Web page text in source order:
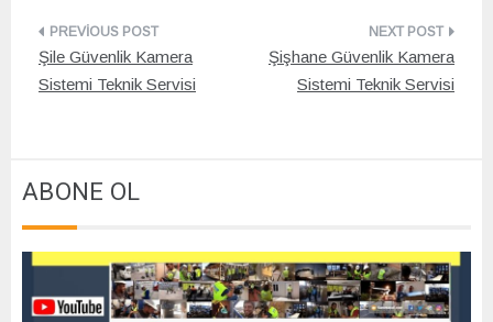
Yazı
gezinmesi
Şile Güvenlik Kamera
Sistemi Teknik Servisi
Şişhane Güvenlik Kamera
Sistemi Teknik Servisi
ABONE OL